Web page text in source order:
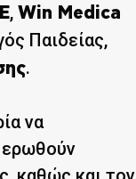
, Win Medica
Παιδείας,
.
να